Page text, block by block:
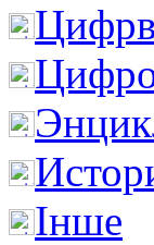
Інше